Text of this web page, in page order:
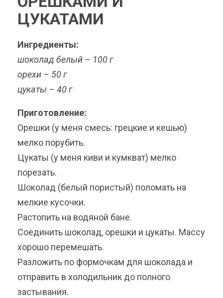
ЦУКАТАМИ
Ингредиенты:
шоколад белый – 100 г
орехи – 50 г
цукаты – 40 г
Приготовление:
Орешки (у меня смесь: грецкие и кешью)
мелко порубить.
Цукаты (у меня киви и кумкват) мелко
порезать.
Шоколад (белый пористый) поломать на
мелкие кусочки.
Растопить на водяной бане.
Соединить шоколад, орешки и цукаты. Массу
хорошо перемешать.
Разложить по формочкам для шоколада и
отправить в холодильник до полного
застывания.